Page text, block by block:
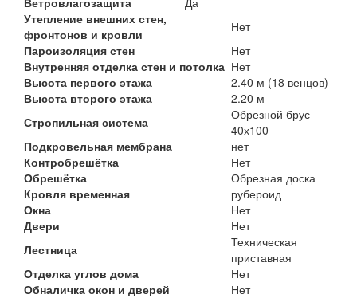
Утепление внешних стен,
фронтонов и кровли
Нет
Пароизоляция стен
Нет
Внутренняя отделка стен и потолка Нет
Высота первого этажа
2.40 м (18 венцов)
Высота второго этажа
2.20 м
Стропильная система
Обрезной брус
40х100
Подкровельная мембрана
нет
Контробрешётка
Нет
Обрешётка
Обрезная доска
Кровля временная
рубероид
Окна
Нет
Двери
Нет
Лестница
Техническая
приставная
Отделка углов дома
Нет
Обналичка окон и дверей
Нет